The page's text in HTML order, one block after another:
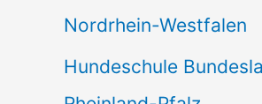
Nordrhein-Westfalen
Hundeschule